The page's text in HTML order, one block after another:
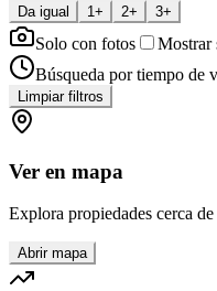
Da igual 1+ 2+ 3+
Solo con fotos
Mostrar
Búsqueda por tiempo de
Limpiar filtros
Ver en mapa
Explora propiedades cerca de
Abrir mapa